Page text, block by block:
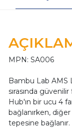
MPN: SA006
Bambu Lab AMS
sırasında
Hub'ın bir ucu 4
bağlanırken,
tepesine bağlanır.